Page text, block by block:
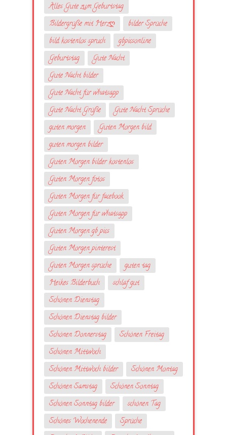
Alles Gute zum Geburtstag
Bildergrüße mit Herzღ
bilder Sprüche
bild kostenlos spruch
gbpicsonline
Geburtstag
Gute Nacht
Gute Nacht bilder
Gute Nacht für whatsapp
Gute Nacht Grüße
Gute Nacht Sprüche
guten morgen
Guten Morgen bild
guten morgen bilder
Guten Morgen bilder kostenlos
Guten Morgen fotos
Guten Morgen für facebook
Guten Morgen für whatsapp
Guten Morgen gb pics
Guten Morgen pinterest
Guten Morgen sprüche
guten tag
Heikes Bilderbuch
schlaf gut
Schönen Dienstag
Schönen Dienstag bilder
Schönen Donnerstag
Schönen Freitag
Schönen Mittwoch
Schönen Mittwoch bilder
Schönen Montag
Schönen Samstag
Schönen Sonntag
Schönen Sonntag bilder
schönen Tag
Schönes Wochenende
Sprüche